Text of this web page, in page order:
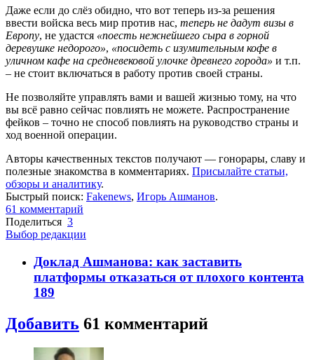
Даже если до слёз обидно, что вот теперь из-за решения
ввести войска весь мир против нас, теперь не дадут визы в
Европу, не удастся «поесть нежнейшего сыра в горной
деревушке недорого», «посидеть с изумительным кофе в
уличном кафе на средневековой улочке древнего города» и т.п.
– не стоит включаться в работу против своей страны.
Не позволяйте управлять вами и вашей жизнью тому, на что
вы всё равно сейчас повлиять не можете. Распространение
фейков – точно не способ повлиять на руководство страны и
ход военной операции.
Авторы качественных текстов получают — гонорары, славу и
полезные знакомства в комментариях. Присылайте статьи,
обзоры и аналитику.
Быстрый поиск: Fakenews, Игорь Ашманов.
61 комментарий
Поделиться 3
Выбор редакции
Доклад Ашманова: как заставить
платформы отказаться от плохого контента
189
Добавить 61 комментарий